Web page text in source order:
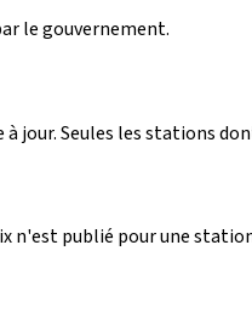
le gouvernement.
jour. Seules les stations
publié pour une